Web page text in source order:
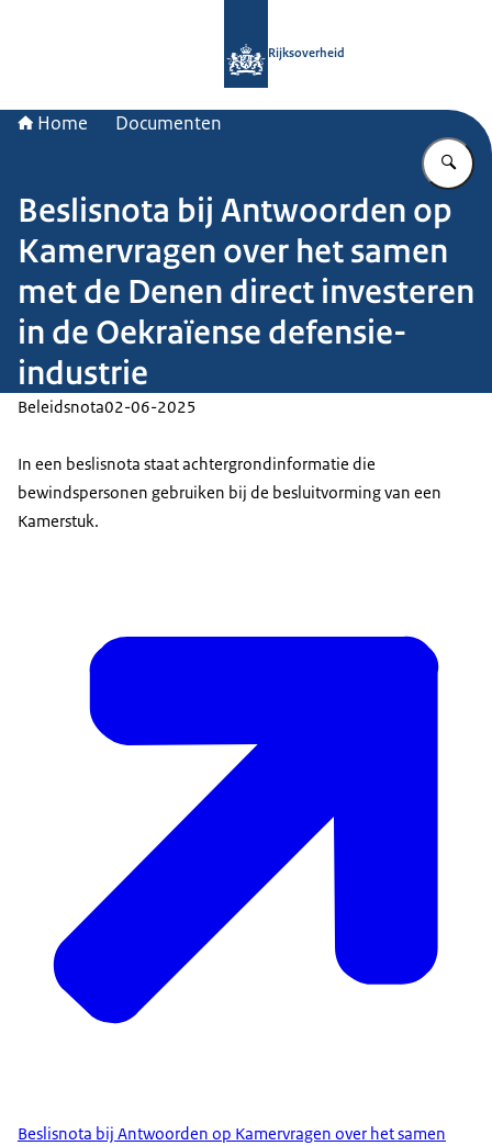
Rijksoverheid
Home Documenten
Beslisnota bij Antwoorden op
Kamervragen over het samen
met de Denen direct investeren
in de Oekraïense defensie-
industrie
Beleidsnota02-06-2025
In een beslisnota staat achtergrondinformatie die
bewindspersonen gebruiken bij de besluitvorming van een
Kamerstuk.
Beslisnota bij Antwoorden op Kamervragen over het samen